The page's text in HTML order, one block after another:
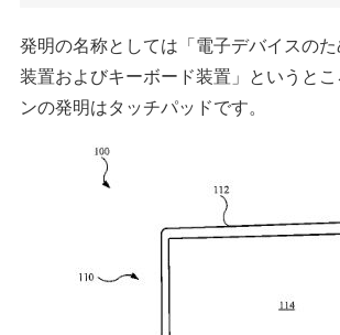
発明の名称としては「電子デバイスの
装置およびキーボード装置」というと
ンの発明はタッチパッドです。